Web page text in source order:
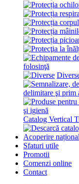
folosinţă
delimitare şi prim
şi igienă
Catalog Vertical
Acoperire
Sfaturi utile
Promotii
Comenzi online
Contact